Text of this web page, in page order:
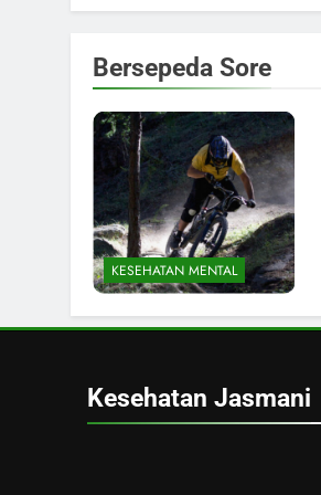
Bersepeda Sore
KESEHATAN MENTAL
Kesehatan Jasmani